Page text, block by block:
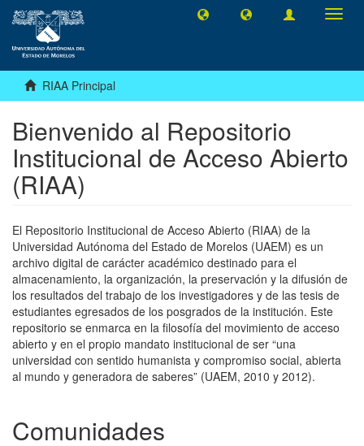
RIAA Principal
Bienvenido al Repositorio
Institucional de Acceso Abierto
(RIAA)
El Repositorio Institucional de Acceso Abierto (RIAA) de la
Universidad Autónoma del Estado de Morelos (UAEM) es un
archivo digital de carácter académico destinado para el
almacenamiento, la organización, la preservación y la difusión de
los resultados del trabajo de los investigadores y de las tesis de
estudiantes egresados de los posgrados de la institución. Este
repositorio se enmarca en la filosofía del movimiento de acceso
abierto y en el propio mandato institucional de ser “una
universidad con sentido humanista y compromiso social, abierta
al mundo y generadora de saberes” (UAEM, 2010 y 2012).
Comunidades